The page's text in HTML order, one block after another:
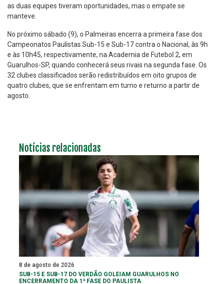
as duas equipes tiveram oportunidades, mas o empate se
manteve.
No próximo sábado (9), o Palmeiras encerra a primeira fase dos
Campeonatos Paulistas Sub-15 e Sub-17 contra o Nacional, às 9h
e às 10h45, respectivamente, na Academia de Futebol 2, em
Guarulhos-SP, quando conhecerá seus rivais na segunda fase. Os
32 clubes classificados serão redistribuídos em oito grupos de
quatro clubes, que se enfrentam em turno e returno a partir de
agosto.
Notícias relacionadas
8 de agosto de 2026
SUB-15 E SUB-17 DO VERDÃO GOLEIAM GUARULHOS NO
ENCERRAMENTO DA 1ª FASE DO PAULISTA